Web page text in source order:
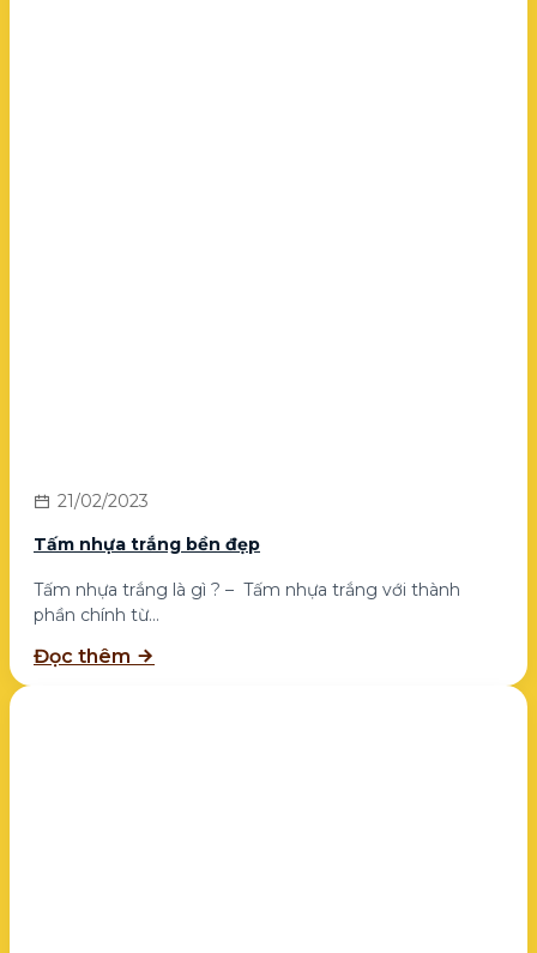
21/02/2023
Tấm nhựa trắng bền đẹp
Tấm nhựa trắng là gì ? – Tấm nhựa trắng với thành
phần chính từ...
Đọc thêm